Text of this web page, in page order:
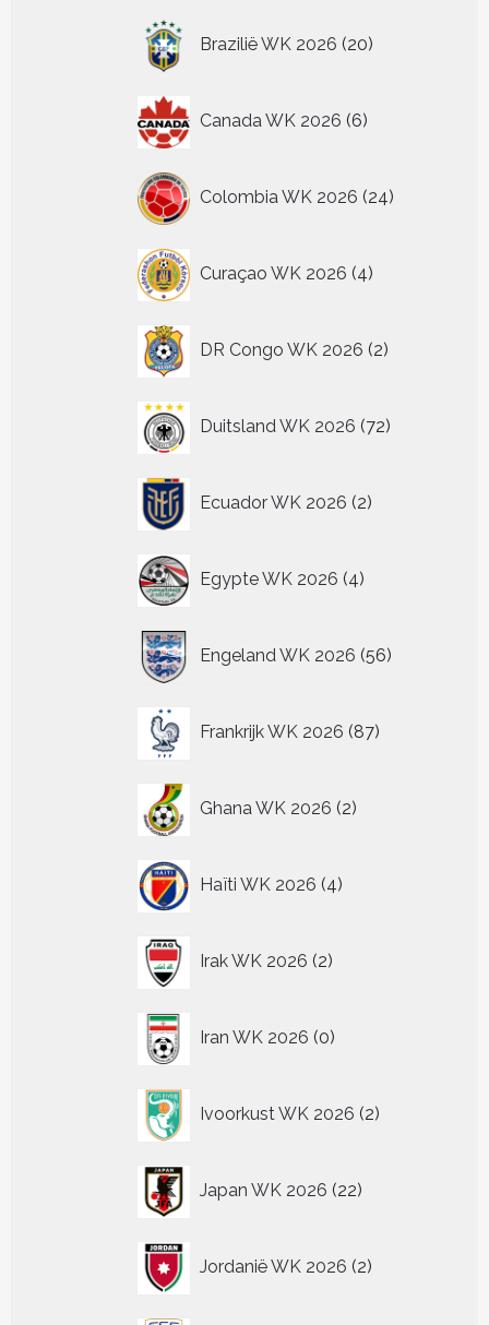
Brazilië WK 2026 20
producten
Canada WK 2026 6
producten
Colombia WK 2026 24
producten
Curaçao WK 2026 4
producten
DR Congo WK 2026 2
producten
Duitsland WK 2026 72
producten
Ecuador WK 2026 2
producten
Egypte WK 2026 4
producten
Engeland WK 2026 56
producten
Frankrijk WK 2026 87
producten
Ghana WK 2026 2
producten
Haïti WK 2026 4
producten
Irak WK 2026 2
producten
Iran WK 2026 0
producten
Ivoorkust WK 2026 2
producten
Japan WK 2026 22
producten
Jordanië WK 2026 2
producten